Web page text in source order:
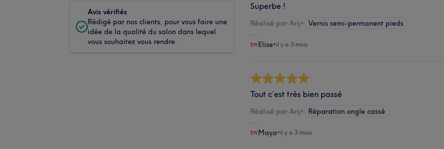
Avis vérifiés
Rédigé par nos clients, pour vous faire une
idée de la qualité du salon dans lequel
vous souhaitez vous rendre.
Superbe !
Réalisé par Arij• Vernis semi-permanent pieds
Elise•il y a 3 mois
Tout c’est très bien passé
Réalisé par Arij• Réparation ongle cassé
Maya•il y a 3 mois